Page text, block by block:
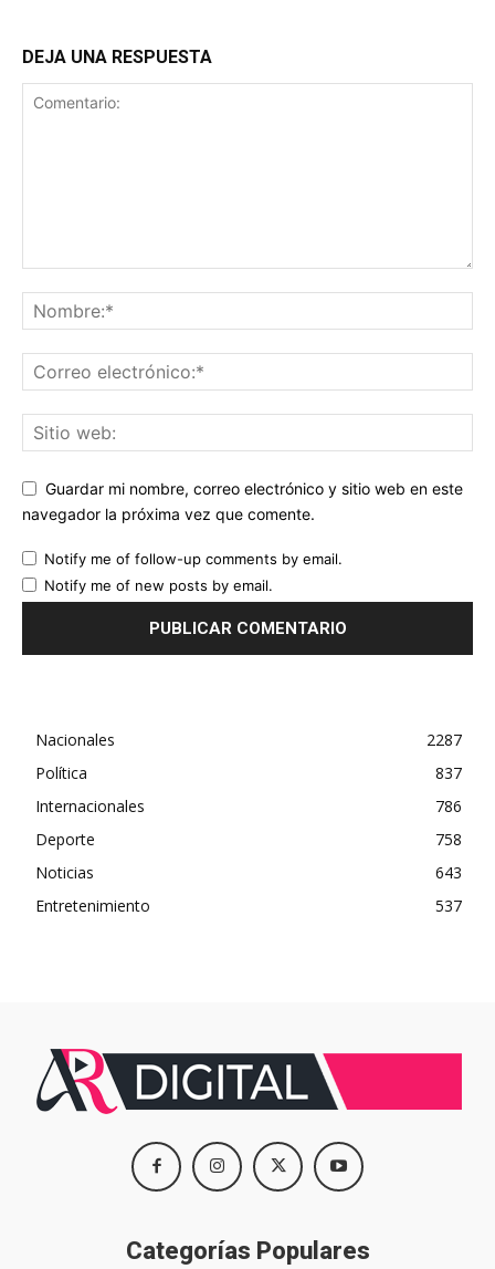
DEJA UNA RESPUESTA
Guardar mi nombre, correo electrónico y sitio web en este
navegador la próxima vez que comente.
Notify me of follow-up comments by email.
Notify me of new posts by email.
Nacionales
2287
Política
837
Internacionales
786
Deporte
758
Noticias
643
Entretenimiento
537
Categorías Populares